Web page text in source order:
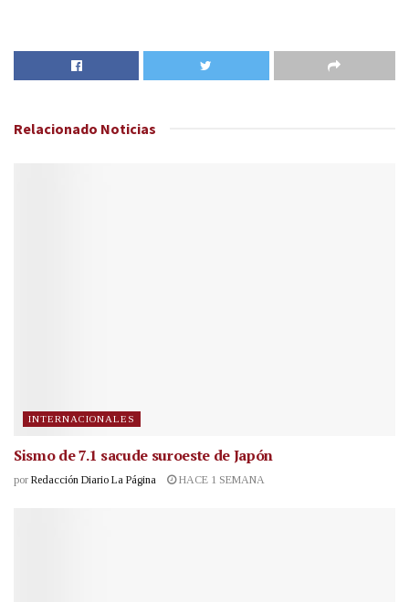
Relacionado Noticias
INTERNACIONALES
Sismo de 7.1 sacude suroeste de Japón
por Redacción Diario La Página HACE 1 SEMANA